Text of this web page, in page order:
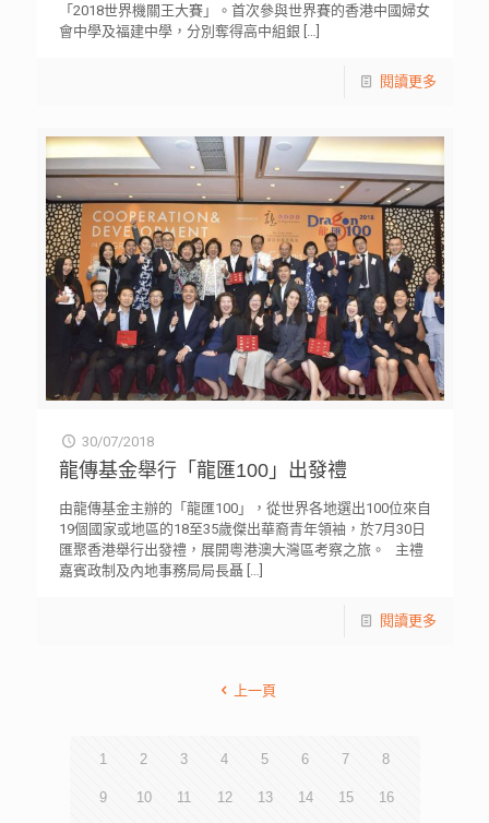
「2018世界機關王大賽」。首次參與世界賽的香港中國婦女
會中學及福建中學，分別奪得高中組銀 […]
閱讀更多
30/07/2018
龍傳基金舉行「龍匯100」出發禮
由龍傳基金主辦的「龍匯100」，從世界各地選出100位來自
19個國家或地區的18至35歲傑出華裔青年領袖，於7月30日
匯聚香港舉行出發禮，展開粵港澳大灣區考察之旅。 主禮
嘉賓政制及內地事務局局長聶[…]
閱讀更多
上一頁
1 2 3 4 5 6 7 8
9 10 11 12 13 14 15 16